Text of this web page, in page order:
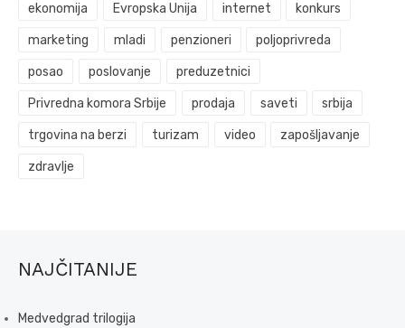
ekonomija Evropska Unija internet konkurs
marketing mladi penzioneri poljoprivreda
posao poslovanje preduzetnici
Privredna komora Srbije prodaja saveti srbija
trgovina na berzi turizam video zapošljavanje
zdravlje
NAJČITANIJE
Medvedgrad trilogija